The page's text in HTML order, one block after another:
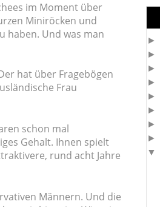
im Moment über
Miniröcken und
haben. Und was man
hat über Fragebögen
Frau
schon mal
Gehalt. Ihnen spielt
rund acht Jahre
Männern. Und die
►
►
►
►
►
►
►
►
▼